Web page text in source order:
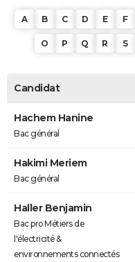
A B C D E F
O P Q R S
Candidat
Hachem Hanine
Bac général
Hakimi Meriem
Bac général
Haller Benjamin
Bac pro Métiers de
l'électricité &
environnements connectés